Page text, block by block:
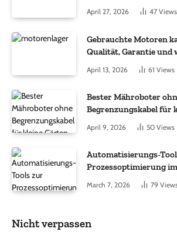
Molekül + Metall“
April 27, 2026 47 Views
Gebrauchte Motoren
Qualität, Garantie und
April 13, 2026 61 Views
Bester Mähroboter
Begrenzungskabel für
Worauf es bei 200 bis
ankommt
April 9, 2026 50 Views
Automatisierungs-
Prozessoptimierung
Funktionen, auf die
March 7, 2026 79
Nicht verpassen